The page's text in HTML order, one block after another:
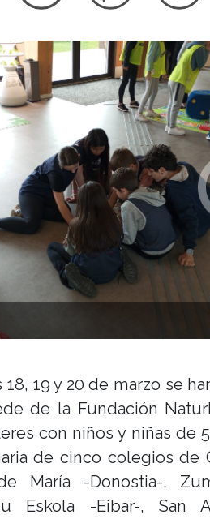
19 y 20 de marzo se
de la Fundación
con niños y niñas de
de cinco colegios de
María -Donostia-,
Eskola -Eibar-, San